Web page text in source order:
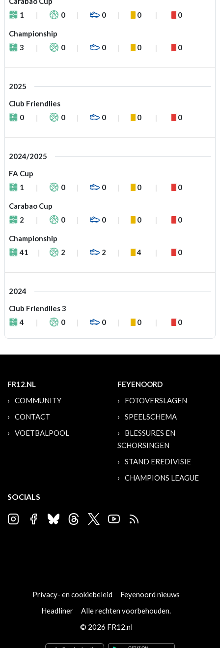
1
0 0 0 0
Championship
3
0 0 0 0
2025
Club Friendlies
0
0 0 0 0
2024/2025
FA Cup
1
0 0 0 0
Carabao Cup
2
0 0 0 0
Championship
41
2 2 4 0
2024
Club Friendlies 3
4
0 0 0 0
FR12.NL
COMMUNITY
CONTACT
VOETBALPOOL
FEYENOORD
FOTOVERSLAGEN
SPEELSCHEMA
BLESSURES EN
SCHORSINGEN
STAND EREDIVISIE
CHAMPIONS LEAGUE
SOCIALS
Privacy- en cookiebeleid
Feyenoord nieuws
Headliner
Alle rechten voorbehouden.
© 2026 FR12.nl